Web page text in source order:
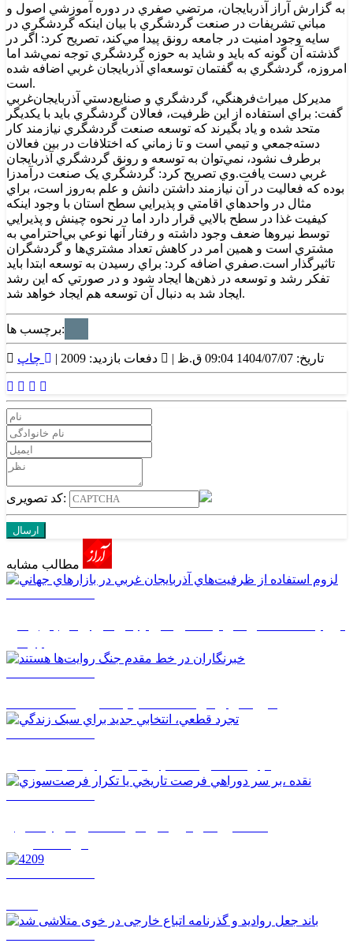
به گزارش آراز آذربايجان، مرتضي صفري در دوره آموزشي اصول و
مباني تشريفات در صنعت گردشگري با بيان اينکه گردشگري در
سايه وجود امنيت در جامعه رونق پيدا مي‌کند، تصريح کرد: اگر در
گذشته آن گونه که بايد و شايد به حوزه گردشگري توجه نمي‌شد اما
امروزه، گردشگري به گفتمان توسعه‌اي آذربايجان غربي اضافه شده
است.
مديرکل ميراث‌فرهنگي، گردشگري و صنايع‌دستي آذربايجان‌غربي
گفت: براي استفاده از اين ظرفيت، فعالان گردشگري بايد با يکديگر
متحد شده و ياد بگيرند که توسعه صنعت گردشگري نيازمند کار
دسته‌جمعي و تيمي است و تا زماني که اختلافات در بين فعالان
برطرف نشود، نمي‌توان به توسعه و رونق گردشگري آذربايجان
غربي دست يافت.وي تصريح کرد: گردشگري يک صنعت درآمدزا
بوده که فعاليت در آن نيازمند داشتن دانش و علم به‌روز است، براي
مثال در واحدهاي اقامتي و پذيرايي سطح استان با وجود اينکه
کيفيت غذا در سطح بالايي قرار دارد اما در نحوه چينش و پذيرايي
توسط نيروها ضعف وجود داشته و رفتار آنها نوعي بي‌احترامي به
مشتري است و همين امر در کاهش تعداد مشتري‌ها و گردشگران
تاثيرگذار است.صفري اضافه کرد: براي رسيدن به توسعه ابتدا بايد
تفکر رشد و توسعه در ذهن‌ها ايجاد شود و در صورتي که اين رشد
ايجاد شد به دنبال آن توسعه هم ايجاد خواهد شد.
برچسب ها:
تاریخ: 1404/07/07 09:04 ق.ظ | دفعات بازدید: 2009 | چاپ
کد تصویری: